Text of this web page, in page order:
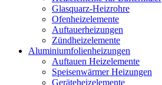
Glasquarz-Heizrohre
Ofenheizelemente
Auftauerheizungen
Zündheizelemente
Aluminiumfolienheizungen
Auftauen Heizelemente
Speisenwärmer Heizungen
Geräteheizelemente